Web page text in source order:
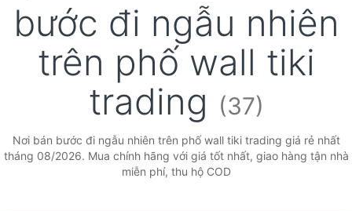
bước đi ngẫu nhiên
trên phố wall tiki
trading (37)
Nơi bán bước đi ngẫu nhiên trên phố wall tiki trading giá rẻ nhất
tháng 08/2026. Mua chính hãng với giá tốt nhất, giao hàng tận nhà
miễn phí, thu hộ COD